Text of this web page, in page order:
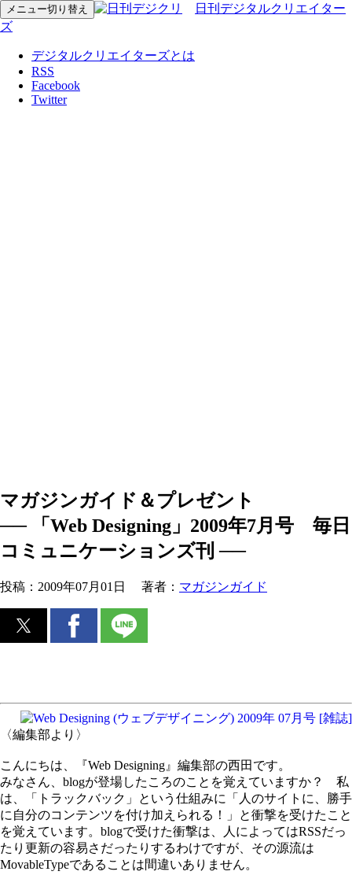
メニュー切り替え
日刊デジタルクリエイター
ズ
デジタルクリエイターズとは
RSS
Facebook
Twitter
マガジンガイド＆プレゼント
── 「Web Designing」2009年7月号 毎日
コミュニケーションズ刊 ──
投稿： 2009年07月01日 著者： マガジンガイド
〈編集部より〉
こんにちは、『Web Designing』編集部の西田です。
みなさん、blogが登場したころのことを覚えていますか？ 私
は、「トラックバック」という仕組みに「人のサイトに、勝手
に自分のコンテンツを付け加えられる！」と衝撃を受けたこと
を覚えています。blogで受けた衝撃は、人によってはRSSだっ
たり更新の容易さだったりするわけですが、その源流は
MovableTypeであることは間違いありません。